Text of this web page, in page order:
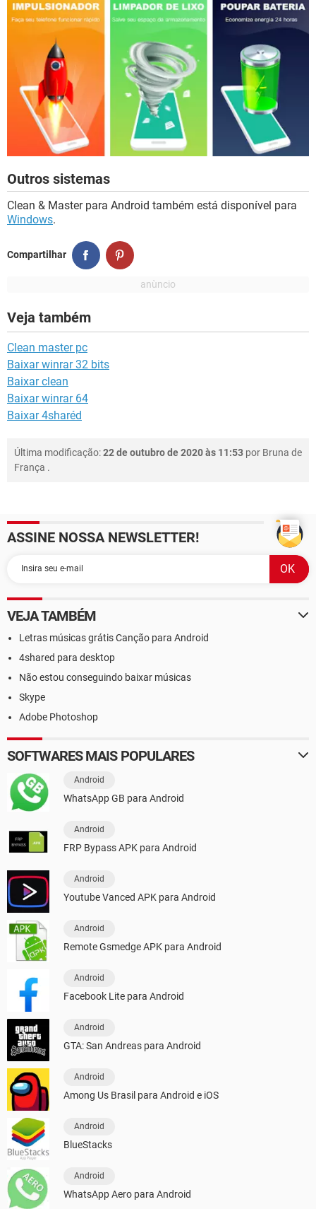
Outros sistemas
Clean & Master para Android também está disponível para
Windows.
Compartilhar
Veja também
Clean master pc
Baixar winrar 32 bits
Baixar clean
Baixar winrar 64
Baixar 4sharéd
Última modificação:22 de outubro de 2020 às 11:53 por Bruna de
França .
ASSINE NOSSA NEWSLETTER!
VEJA TAMBÉM
Letras músicas grátis Canção para Android
4shared para desktop
Não estou conseguindo baixar músicas
Skype
Adobe Photoshop
SOFTWARES MAIS POPULARES
Android
WhatsApp GB para Android
Android
FRP Bypass APK para Android
Android
Youtube Vanced APK para Android
Android
Remote Gsmedge APK para Android
Android
Facebook Lite para Android
Android
GTA: San Andreas para Android
Android
Among Us Brasil para Android e iOS
Android
BlueStacks
Android
WhatsApp Aero para Android